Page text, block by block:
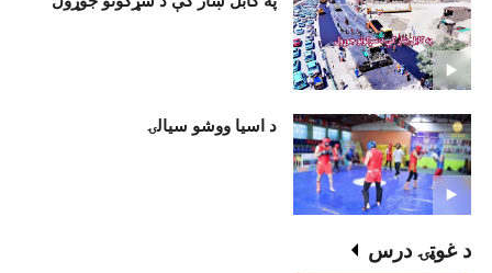
د اسیا ووشو سیالۍ
د غوټۍ درس